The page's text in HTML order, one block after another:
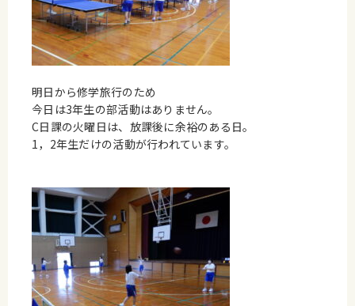
明日から修学旅行のため
今日は3年生の部活動はありません。
C日課の火曜日は、放課後に余裕のある日。
1，2年生だけの活動が行われています。